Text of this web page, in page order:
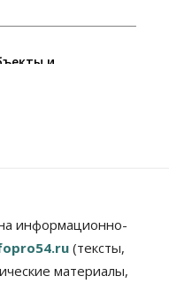
и
стендап-комиков
информационно-
(тексты,
материалы,